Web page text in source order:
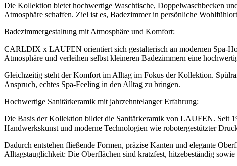
Die Kollektion bietet hochwertige Waschtische, Doppelwaschbecken
Atmosphäre schaffen. Ziel ist es, Badezimmer in persönliche
Badezimmergestaltung mit Atmosphäre und Komfort:
CARLDIX x LAUFEN orientiert sich gestalterisch an modernen Spa-
Atmosphäre und verleihen selbst kleineren Badezimmern eine
Gleichzeitig steht der Komfort im Alltag im Fokus der Kollektion.
Anspruch, echtes Spa-Feeling in den Alltag zu bringen.
Hochwertige Sanitärkeramik mit jahrzehntelanger Erfahrung:
Die Basis der Kollektion bildet die Sanitärkeramik von LAUFEN. Seit
Handwerkskunst und moderne Technologien wie robotergestützter
Dadurch entstehen fließende Formen, präzise Kanten und elegante
Alltagstauglichkeit: Die Oberflächen sind kratzfest, hitzebeständig